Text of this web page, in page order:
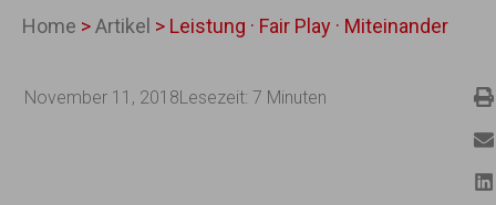
Home >Artikel > Leistung · Fair Play · Miteinander
November 11, 2018Lesezeit: 7 Minuten